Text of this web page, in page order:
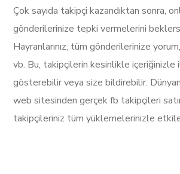
Çok sayıda takipçi kazandıktan sonra,
gönderilerinize tepki vermelerini
Hayranlarınız, tüm gönderilerinize
vb. Bu, takipçilerin kesinlikle içeriğinizle
gösterebilir veya size bildirebilir.
web sitesinden gerçek fb takipçileri satın
takipçileriniz tüm yüklemelerinizle